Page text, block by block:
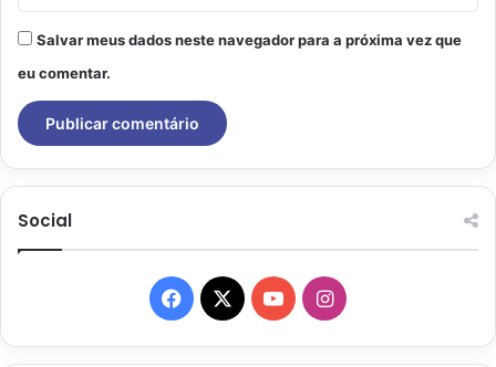
Salvar meus dados neste navegador para a próxima vez que
eu comentar.
Social
Facebook
X YouTubeInstagram